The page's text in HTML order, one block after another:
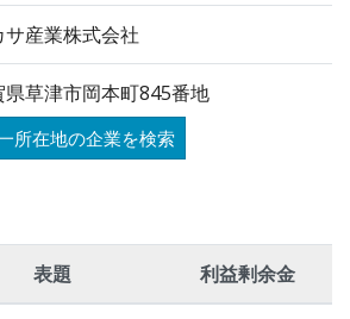
サ産業株式会社
県草津市岡本町845番地
所在地の企業を検索
表題 利益剰余金